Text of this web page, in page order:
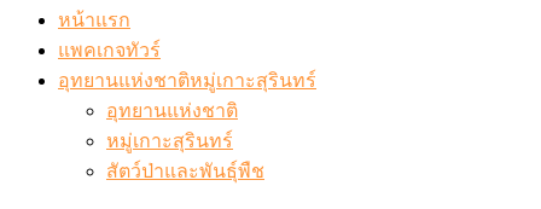
หน้าแรก
แพคเกจทัวร์
อุทยานแห่งชาติหมู่เกาะสุรินทร์
อุทยานแห่งชาติ
หมู่เกาะสุรินทร์
สัตว์ป่าและพันธุ์พืช